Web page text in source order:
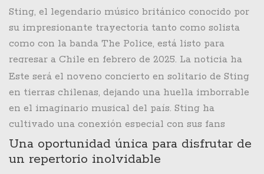
Sting, el legendario músico británico conocido por
su impresionante trayectoria tanto como solista
como con la banda The Police, está listo para
regresar a Chile en febrero de 2025. La noticia ha
sido confirmada por DG Medios, la compañía
productora encargada del evento, quienes han
anunciado que el concierto se llevará a cabo en el
Movistar Arena el próximo 21 de febrero.
Este será el noveno concierto en solitario de Sting
en tierras chilenas, dejando una huella imborrable
en el imaginario musical del país. Sting ha
cultivado una conexión especial con sus fans
chilenos a lo largo de los años, consolidada por
actuaciones memorables como la que ofreció en el
Una oportunidad única para disfrutar de
un repertorio inolvidable